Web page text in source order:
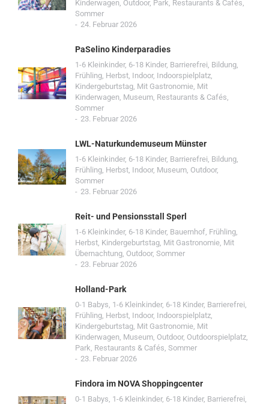
Kinderwagen, Outdoor, Park, Restaurants & Cafés,
Sommer
24. Februar 2026
PaSelino Kinderparadies
1-6 Kleinkinder, 6-18 Kinder, Barrierefrei, Bildung,
Frühling, Herbst, Indoor, Indoorspielplatz,
Kindergeburtstag, Mit Gastronomie, Mit
Kinderwagen, Museum, Restaurants & Cafés,
Sommer
23. Februar 2026
LWL-Naturkundemuseum Münster
1-6 Kleinkinder, 6-18 Kinder, Barrierefrei, Bildung,
Frühling, Herbst, Indoor, Museum, Outdoor,
Sommer
23. Februar 2026
Reit- und Pensionsstall Sperl
1-6 Kleinkinder, 6-18 Kinder, Bauernhof, Frühling,
Herbst, Kindergeburtstag, Mit Gastronomie, Mit
Übernachtung, Outdoor, Sommer
23. Februar 2026
Holland-Park
0-1 Babys, 1-6 Kleinkinder, 6-18 Kinder, Barrierefrei,
Frühling, Herbst, Indoor, Indoorspielplatz,
Kindergeburtstag, Mit Gastronomie, Mit
Kinderwagen, Museum, Outdoor, Outdoorspielplatz,
Park, Restaurants & Cafés, Sommer
23. Februar 2026
Findora im NOVA Shoppingcenter
0-1 Babys, 1-6 Kleinkinder, 6-18 Kinder, Barrierefrei,